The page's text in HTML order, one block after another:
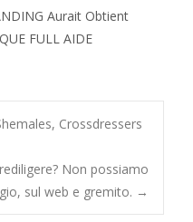
Aurait Obtient
FULL AIDE
Crossdressers
Non possiamo
sul web e gremito. →